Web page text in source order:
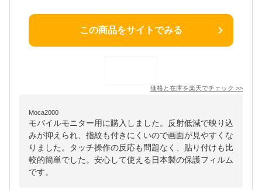
この商品をサイトでみる
価格と在庫を楽天でチェック >>
Moca2000
モバイルモニター用に購入しました。反射低減で映り込
みが抑えられ、指紋も付きにくいので画面が見やすくな
りました。タッチ操作の反応も問題なく、貼り付けも比
較的簡単でした。安心して使える日本製の保護フィルム
です。